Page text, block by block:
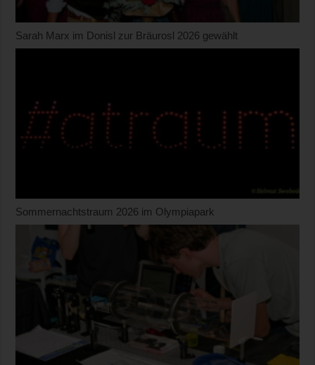
Sarah Marx im Donisl zur Bräurosl 2026 gewählt
Sommernachtstraum 2026 im Olympiapark